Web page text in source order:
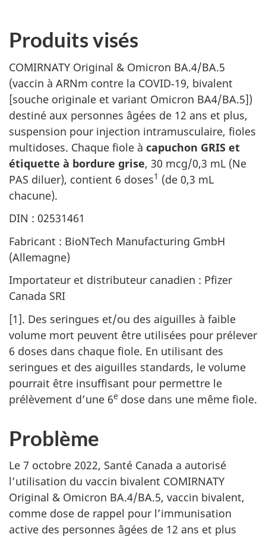
Produits visés
COMIRNATY Original & Omicron BA.4/BA.5
(vaccin à ARNm contre la COVID‑19, bivalent
[souche originale et variant Omicron BA4/BA.5])
destiné aux personnes âgées de 12 ans et plus,
suspension pour injection intramusculaire, fioles
multidoses. Chaque fiole à capuchon GRIS et
étiquette à bordure grise, 30 mcg/0,3 mL (Ne
PAS diluer), contient 6 doses1 (de 0,3 mL
chacune).
DIN : 02531461
Fabricant : BioNTech Manufacturing GmbH
(Allemagne)
Importateur et distributeur canadien : Pfizer
Canada SRI
[1]. Des seringues et/ou des aiguilles à faible
volume mort peuvent être utilisées pour prélever
6 doses dans chaque fiole. En utilisant des
seringues et des aiguilles standards, le volume
pourrait être insuffisant pour permettre le
prélèvement d’une 6e dose dans une même fiole.
Problème
Le 7 octobre 2022, Santé Canada a autorisé
l’utilisation du vaccin bivalent COMIRNATY
Original & Omicron BA.4/BA.5, vaccin bivalent,
comme dose de rappel pour l’immunisation
active des personnes âgées de 12 ans et plus